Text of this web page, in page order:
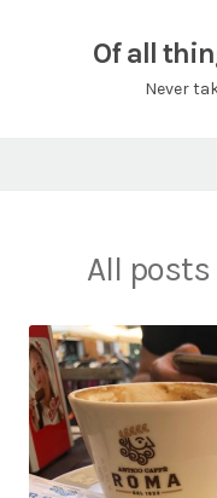
Of all
Never
All